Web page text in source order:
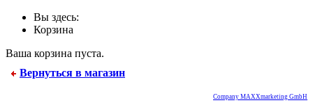
Вы здесь:
Корзина
Ваша корзина пуста.
Вернуться в магазин
Company MAXXmarketing GmbH